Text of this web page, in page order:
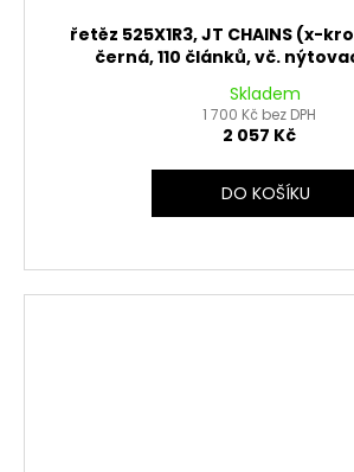
řetěz 525X1R3, JT CHAINS (x-
černá, 110 článků, vč.
Skladem
1 700 Kč bez DPH
2 057 Kč
DO KOŠÍKU